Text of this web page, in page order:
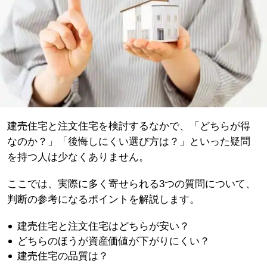
建売住宅と注文住宅を検討するなかで、「どちらが得
なのか？」「後悔しにくい選び方は？」といった疑問
を持つ人は少なくありません。
ここでは、実際に多く寄せられる3つの質問について、
判断の参考になるポイントを解説します。
建売住宅と注文住宅はどちらが安い？
どちらのほうが資産価値が下がりにくい？
建売住宅の品質は？